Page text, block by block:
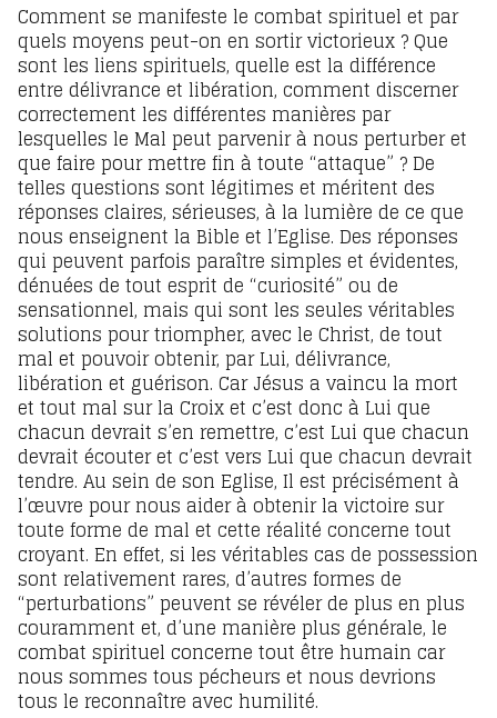
Comment se manifeste le combat spirituel et par
quels moyens peut-on en sortir victorieux ? Que
sont les liens spirituels, quelle est la différence
entre délivrance et libération, comment discerner
correctement les différentes manières par
lesquelles le Mal peut parvenir à nous perturber et
que faire pour mettre fin à toute “attaque” ? De
telles questions sont légitimes et méritent des
réponses claires, sérieuses, à la lumière de ce que
nous enseignent la Bible et l’Eglise. Des réponses
qui peuvent parfois paraître simples et évidentes,
dénuées de tout esprit de “curiosité” ou de
sensationnel, mais qui sont les seules véritables
solutions pour triompher, avec le Christ, de tout
mal et pouvoir obtenir, par Lui, délivrance,
libération et guérison. Car Jésus a vaincu la mort
et tout mal sur la Croix et c’est donc à Lui que
chacun devrait s’en remettre, c’est Lui que chacun
devrait écouter et c’est vers Lui que chacun devrait
tendre. Au sein de son Eglise, Il est précisément à
l’œuvre pour nous aider à obtenir la victoire sur
toute forme de mal et cette réalité concerne tout
croyant. En effet, si les véritables cas de possession
sont relativement rares, d’autres formes de
“perturbations” peuvent se révéler de plus en plus
couramment et, d’une manière plus générale, le
combat spirituel concerne tout être humain car
nous sommes tous pécheurs et nous devrions
tous le reconnaître avec humilité.